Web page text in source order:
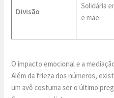
Divisão
Solidária
e mãe.
O impacto emocional e a
Além da frieza dos números,
um avô costuma ser o último